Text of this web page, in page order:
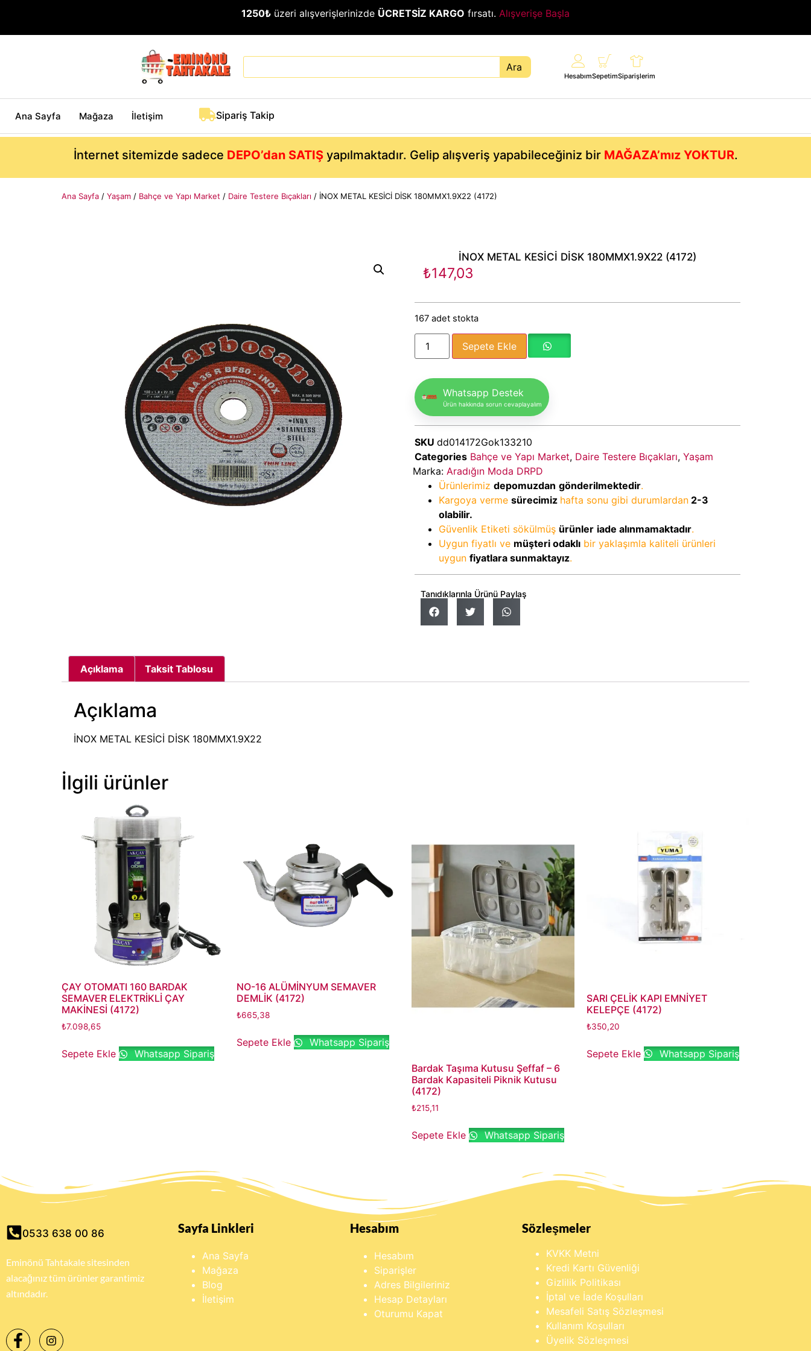
1250₺ üzeri alışverişlerinizde ÜCRETSİZ KARGO fırsatı. Alışverişe Başla
Ara
HesabımSepetimSiparişlerim
Ana Sayfa Mağaza İletişim Sipariş Takip
İnternet sitemizde sadece DEPO’dan SATIŞyapılmaktadır. Gelip alışveriş yapabileceğiniz bir MAĞAZA’mız YOKTUR.
Ana Sayfa / Yaşam / Bahçe ve Yapı Market / Daire Testere Bıçakları / İNOX METAL KESİCİ DİSK 180MMX1.9X22 (4172)
İNOX METAL KESİCİ DİSK 180MMX1.9X22 (4172)
₺147,03
167 adet stokta
Sepete Ekle
Whatsapp Destek
Ürün hakkında sorun cevaplayalım
SKU dd014172Gok133210
Categories Bahçe ve Yapı Market, Daire Testere Bıçakları, Yaşam
Marka: Aradığın Moda DRPD
Ürünlerimiz depomuzdan gönderilmektedir.
Kargoya verme sürecimiz hafta sonu gibi durumlardan 2-3
olabilir.
Güvenlik Etiketi sökülmüş ürünler iade alınmamaktadır.
Uygun fiyatlı ve müşteri odaklı bir yaklaşımla kaliteli ürünleri
uygun fiyatlara sunmaktayız.
Tanıdıklarınla Ürünü Paylaş
Açıklama Taksit Tablosu
Açıklama
İNOX METAL KESİCİ DİSK 180MMX1.9X22
İlgili ürünler
ÇAY OTOMATI 160 BARDAK
SEMAVER ELEKTRİKLİ ÇAY
MAKİNESİ (4172)
₺7.098,65
Sepete Ekle Whatsapp Sipariş
NO-16 ALÜMİNYUM SEMAVER
DEMLİK (4172)
₺665,38
Sepete Ekle Whatsapp Sipariş
Bardak Taşıma Kutusu Şeffaf – 6
Bardak Kapasiteli Piknik Kutusu
(4172)
₺215,11
Sepete Ekle Whatsapp Sipariş
SARI ÇELİK KAPI EMNİYET
KELEPÇE (4172)
₺350,20
Sepete Ekle Whatsapp Sipariş
0533 638 00 86
Eminönü Tahtakale sitesinden
alacağınız tüm ürünler garantimiz
altındadır.
Sayfa Linkleri
Ana Sayfa
Mağaza
Blog
İletişim
Hesabım
Hesabım
Siparişler
Adres Bilgileriniz
Hesap Detayları
Oturumu Kapat
Sözleşmeler
KVKK Metni
Kredi Kartı Güvenliği
Gizlilik Politikası
İptal ve İade Koşulları
Mesafeli Satış Sözleşmesi
Kullanım Koşulları
Üyelik Sözleşmesi